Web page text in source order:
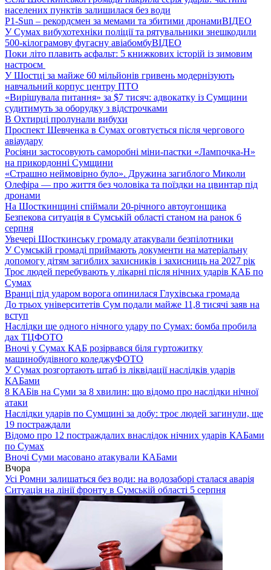
населених пунктів залишилася без води
P1-Sun – рекордсмен за мемами та збитими дронамиВІДЕО
У Сумах вибухотехніки поліції та рятувальники знешкодили
500-кілограмову фугасну авіабомбуВІДЕО
Поки літо плавить асфальт: 5 книжкових історій із зимовим
настроєм
У Шостці за майже 60 мільйонів гривень модернізують
навчальний корпус центру ПТО
«Вирішувала питання» за $7 тисяч: адвокатку із Сумщини
судитимуть за оборудку з відстрочками
В Охтирці пролунали вибухи
Проспект Шевченка в Сумах оговтується після чергового
авіаудару
Росіяни застосовують саморобні міни-пастки «Лампочка-Н»
на прикордонні Сумщини
«Страшно неймовірно було». Дружина загиблого Миколи
Олефіра — про життя без чоловіка та поїздки на цвинтар під
дронами
На Шосткинщині спіймали 20-річного автоугонщика
Безпекова ситуація в Сумській області станом на ранок 6
серпня
Увечері Шосткинську громаду атакували безпілотники
У Сумській громаді приймають документи на матеріальну
допомогу дітям загиблих захисників і захисниць на 2027 рік
Троє людей перебувають у лікарні після нічних ударів КАБ по
Сумах
Вранці під ударом ворога опинилася Глухівська громада
До трьох університетів Сум подали майже 11,8 тисячі заяв на
вступ
Наслідки ще одного нічного удару по Сумах: бомба пробила
дах ТЦФОТО
Вночі у Сумах КАБ розірвався біля гуртожитку
машинобудівного коледжуФОТО
У Сумах розгортають штаб із ліквідації наслідків ударів
КАБами
8 КАБів на Суми за 8 хвилин: що відомо про наслідки нічної
атаки
Наслідки ударів по Сумщині за добу: троє людей загинули, ще
19 постраждали
Відомо про 12 постраждалих внаслідок нічних ударів КАБами
по Сумах
Вночі Суми масовано атакували КАБами
Вчора
Усі Ромни залишаться без води: на водозаборі сталася аварія
Ситуація на лінії фронту в Сумській області 5 серпня